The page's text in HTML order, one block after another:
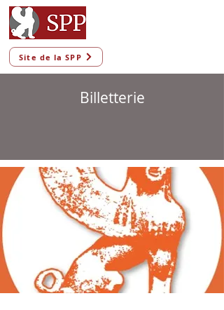
Site de la SPP
Billetterie